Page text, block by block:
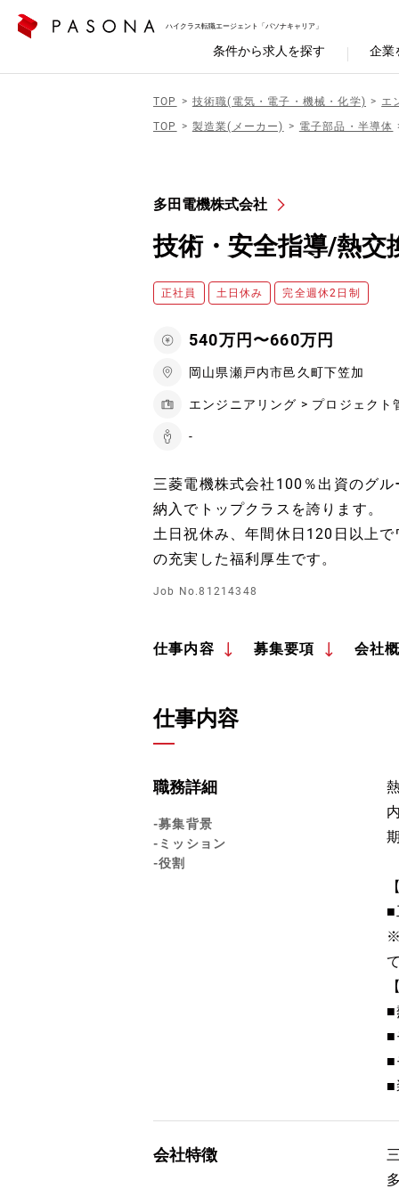
ハイクラス転職エージェント「パソナキャリア」
条件から求人を探す 企業
TOP 技術職(電気・電子・機械・化学)
エ
TOP
製造業(メーカー) 電子部品・半導体
多田電機株式会社
技術・安全指導/熱交
正社員 土日休み 完全週休2日制
540万円〜660万円
岡山県瀬戸内市邑久町下笠加
エンジニアリング > プロジェクト
-
三菱電機株式会社100％出資のグ
納入でトップクラスを誇ります。
土日祝休み、年間休日120日以上
の充実した福利厚生です。
Job No.81214348
仕事内容 募集要項 会社
仕事内容
職務詳細
-募集背景
-ミッション
-役割
■
■
■
■
■
会社特徴